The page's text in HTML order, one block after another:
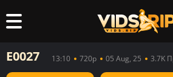
E0027 13:10 720p 05 Aug, 25 3.7K